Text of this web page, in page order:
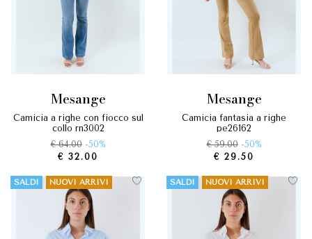
mesange
camicia a righe con fiocco sul
collo rn3002
€ 64.00 -50%
€ 32.00
mesange
camicia fantasia a righe
pe26162
€ 59.00 -50%
€ 29.50
SALDI NUOVI ARRIVI SALDI NUOVI ARRIVI